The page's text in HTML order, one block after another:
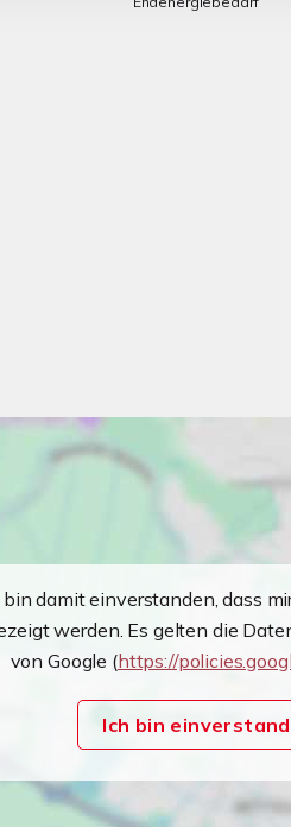
bin damit einverstanden, dass
werden. Es gelten die
von Google (https://
Ich bin